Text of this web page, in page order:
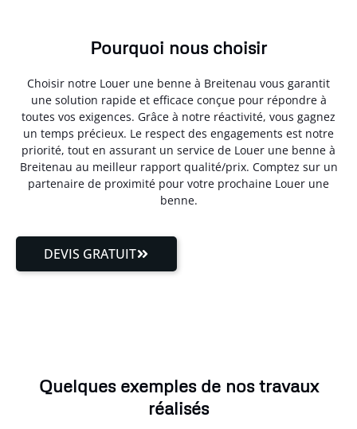
Pourquoi nous choisir
Choisir notre Louer une benne à Breitenau vous garantit
une solution rapide et efficace conçue pour répondre à
toutes vos exigences. Grâce à notre réactivité, vous gagnez
un temps précieux. Le respect des engagements est notre
priorité, tout en assurant un service de Louer une benne à
Breitenau au meilleur rapport qualité/prix. Comptez sur un
partenaire de proximité pour votre prochaine Louer une
benne.
DEVIS GRATUIT
Quelques exemples de nos travaux
réalisés